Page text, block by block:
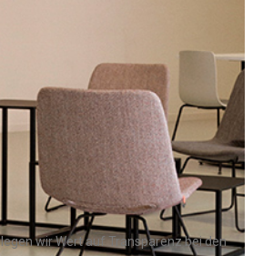
legen wir Wert auf Transparenz bei den